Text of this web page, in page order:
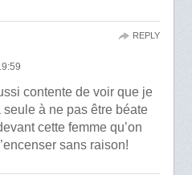
contente de voir que je
seule à ne pas être béate
cette femme qu’on
sans raison!
REPLY